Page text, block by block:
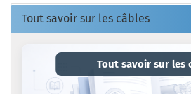
Tout savoir sur les câbles
Tout savoir sur les